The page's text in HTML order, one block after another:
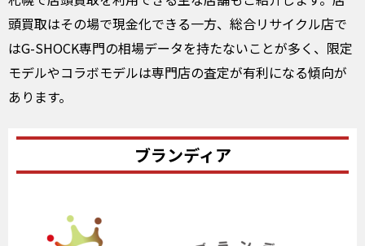
頭買取はその場で現金化できる一方、総合リサイクル店で
はG-SHOCK専門の相場データを持たないことが多く、限定
モデルやコラボモデルは専門店の査定が有利になる傾向が
あります。
ブランディア